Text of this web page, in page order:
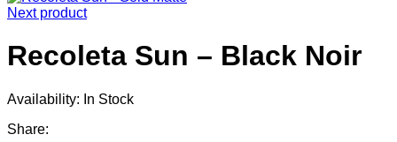
Next product
Recoleta Sun – Black Noir
Availability: In Stock
Share: